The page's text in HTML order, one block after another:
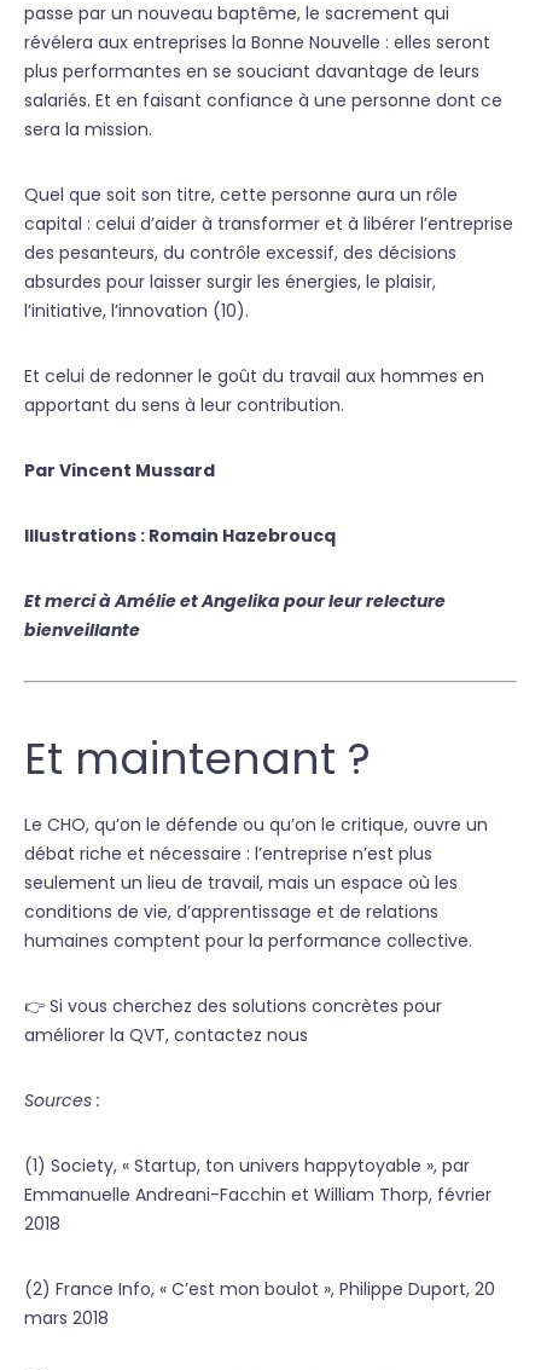
passe par un nouveau baptême, le sacrement qui
révélera aux entreprises la Bonne Nouvelle : elles seront
plus performantes en se souciant davantage de leurs
salariés. Et en faisant confiance à une personne dont ce
sera la mission.
Quel que soit son titre, cette personne aura un rôle
capital : celui d’aider à transformer et à libérer l’entreprise
des pesanteurs, du contrôle excessif, des décisions
absurdes pour laisser surgir les énergies, le plaisir,
l’initiative, l’innovation (10).
Et celui de redonner le goût du travail aux hommes en
apportant du sens à leur contribution.
Par Vincent Mussard
Illustrations : Romain Hazebroucq
Et merci à Amélie et Angelika pour leur relecture
bienveillante
Et maintenant ?
Le CHO, qu’on le défende ou qu’on le critique, ouvre un
débat riche et nécessaire : l’entreprise n’est plus
seulement un lieu de travail, mais un espace où les
conditions de vie, d’apprentissage et de relations
humaines comptent pour la performance collective.
👉 Si vous cherchez des solutions concrètes pour
améliorer la QVT, contactez nous
Sources :
(1) Society, « Startup, ton univers happytoyable », par
Emmanuelle Andreani-Facchin et William Thorp, février
2018
(2) France Info, « C’est mon boulot », Philippe Duport, 20
mars 2018